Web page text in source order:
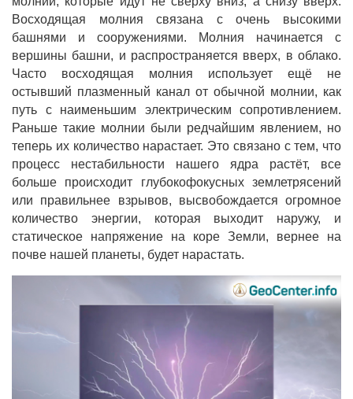
Восходящая молния связана с очень высокими
башнями и сооружениями. Молния начинается с
вершины башни, и распространяется вверх, в облако.
Часто восходящая молния использует ещё не
остывший плазменный канал от обычной молнии, как
путь с наименьшим электрическим сопротивлением.
Раньше такие молнии были редчайшим явлением, но
теперь их количество нарастает. Это связано с тем, что
процесс нестабильности нашего ядра растёт, все
больше происходит глубокофокусных землетрясений
или правильнее взрывов, высвобождается огромное
количество энергии, которая выходит наружу, и
статическое напряжение на коре Земли, вернее на
почве нашей планеты, будет нарастать.